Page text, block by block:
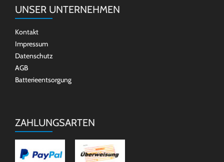
UNSER UNTERNEHMEN
Kontakt
Impressum
Datenschutz
AGB
Batterieentsorgung
ZAHLUNGSARTEN